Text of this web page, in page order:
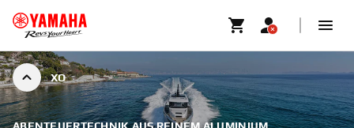
XO